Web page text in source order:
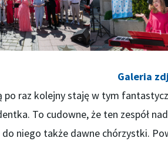
Galeria
po raz kolejny staję w tym
To cudowne, że ten zespół
do niego także dawne chórzystki.